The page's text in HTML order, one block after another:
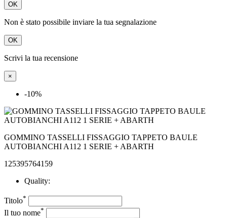
OK
Non è stato possibile inviare la tua segnalazione
OK
Scrivi la tua recensione
×
-10%
GOMMINO TASSELLI FISSAGGIO TAPPETO BAULE
AUTOBIANCHI A112 1 SERIE + ABARTH
125395764159
Quality:
Titolo*
Il tuo nome*